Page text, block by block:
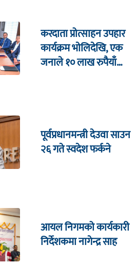
करदाता प्रोत्साहन उपहार
कार्यक्रम भाेलिदेखि, एक
जनाले १० लाख रुपैयाँ
पूर्वप्रधानमन्त्री देउवा साउन
२६ गते स्वदेश फर्कने
आयल निगमको कार्यकारी
निर्देशकमा नागेन्द्र साह